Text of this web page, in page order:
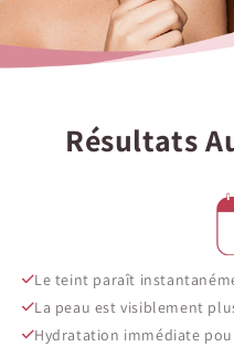
Résultats
Le teint paraît
La peau est visiblement
Hydratation immédiate